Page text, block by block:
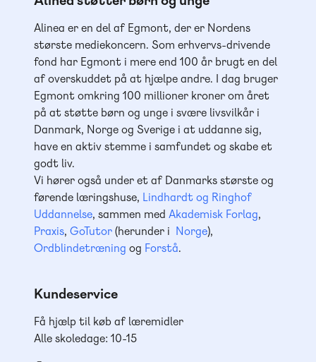
Alinea er en del af Egmont, der er Nordens
største mediekoncern. Som erhvervs-drivende
fond har Egmont i mere end 100 år brugt en del
af overskuddet på at hjælpe andre. I dag bruger
Egmont omkring 100 millioner kroner om året
på at støtte børn og unge i svære livsvilkår i
Danmark, Norge og Sverige i at uddanne sig,
have en aktiv stemme i samfundet og skabe et
godt liv.
Vi hører også under et af Danmarks største og
førende læringshuse, Lindhardt og Ringhof
Uddannelse, sammen med Akademisk Forlag,
Praxis, GoTutor(herunder i Norge),
Ordblindetræning og Forstå.
Kundeservice
Få hjælp til køb af læremidler
Alle skoledage: 10-15